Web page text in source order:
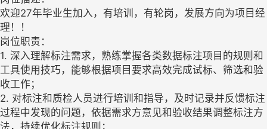
欢迎27年毕业生加入，有培训，有轮岗，发展方向为项目经
理！！
岗位职责：
1. 深入理解标注需求，熟练掌握各类数据标注项目的规则和
工具使用技巧，能够根据项目要求高效完成试标、筛选和验
收工作；
2. 对标注和质检人员进行培训和指导，及时记录并反馈标注
过程中发现的问题，依据需求方意见和验收结果调整标注方
法，持续优化标注规则；